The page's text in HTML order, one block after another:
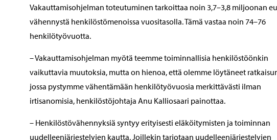
Vakauttamisohjelman toteutuminen tarkoittaa noin 3,7–3,8 miljoonan
vähennystä henkilöstömenoissa vuositasolla. Tämä vastaa noin 74–76
henkilötyövuotta.
– Vakauttamisohjelman myötä teemme toiminnallisia henkilöstöönkin
vaikuttavia muutoksia, mutta on hienoa, että olemme löytäneet
jossa pystymme vähentämään henkilötyövuosia merkittävästi ilman
irtisanomisia, henkilöstöjohtaja Anu Kalliosaari painottaa.
– Henkilöstövähennyksiä syntyy erityisesti eläköitymisten ja toiminnan
uudelleenjärjestelyjen kautta. Joillekin tarjotaan uudelleenjärjestelyjen